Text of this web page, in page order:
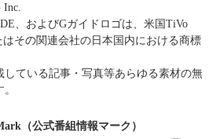
、およびGガイドロゴは、米国TiVo
はその関連会社の日本国内における商標
している記事・写真等あらゆる素材の無
（公式番組情報マーク）